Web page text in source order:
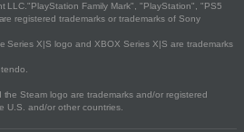
LLC."PlayStation Family Mark", "PlayStation", "PS5
registered trademarks or trademarks of Sony
Series X|S logo and XBOX Series X|S are trademarks
Steam logo are trademarks and/or registered
U.S. and/or other countries.